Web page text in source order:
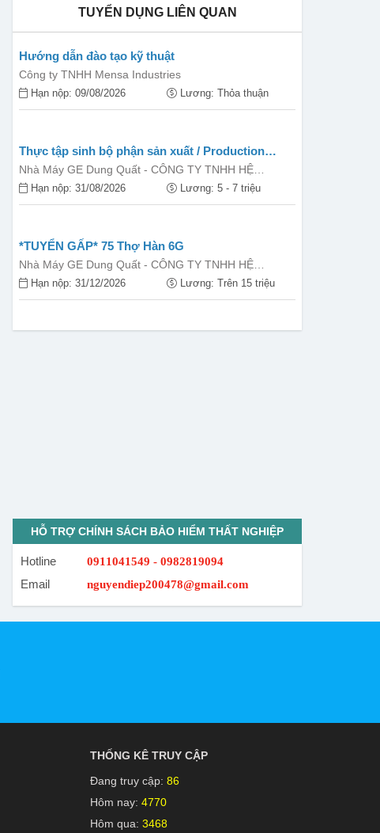
TUYỂN DỤNG LIÊN QUAN
Hướng dẫn đào tạo kỹ thuật
Công ty TNHH Mensa Industries
Hạn nộp: 09/08/2026 Lương: Thỏa thuận
Thực tập sinh bộ phận sản xuất / Production
Intern
Nhà Máy GE Dung Quất - CÔNG TY TNHH HỆ
THỐNG ĐIỆN GE VIỆT NAM
Hạn nộp: 31/08/2026 Lương: 5 - 7 triệu
*TUYỂN GẤP* 75 Thợ Hàn 6G
Nhà Máy GE Dung Quất - CÔNG TY TNHH HỆ
THỐNG ĐIỆN GE VIỆT NAM
Hạn nộp: 31/12/2026 Lương: Trên 15 triệu
HỖ TRỢ CHÍNH SÁCH BẢO HIỂM THẤT NGHIỆP
Hotline 0911041549 - 0982819094
Email nguyendiep200478@gmail.com
THỐNG KÊ TRUY CẬP
Đang truy cập: 86
Hôm nay: 4770
Hôm qua: 3468